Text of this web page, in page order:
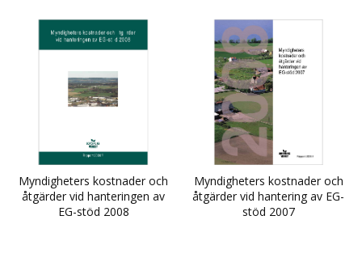
Myndigheters kostnader och
åtgärder vid hanteringen av
EG-stöd 2008
Myndigheters kostnader och
åtgärder vid hantering av EG-
stöd 2007